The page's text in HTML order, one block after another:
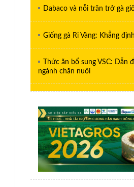
Dabaco và nỗi trăn trở gà
Giống gà Ri Vàng: Khẳng
Thức ăn bổ sung VSC: Dẫn
ngành chăn nuôi